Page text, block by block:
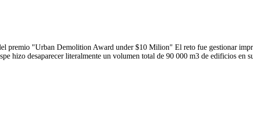
premio "Urban Demolition Award under $10 Milion" El reto fue gestionar
hizo desaparecer literalmente un volumen total de 90 000 m3 de edificios en